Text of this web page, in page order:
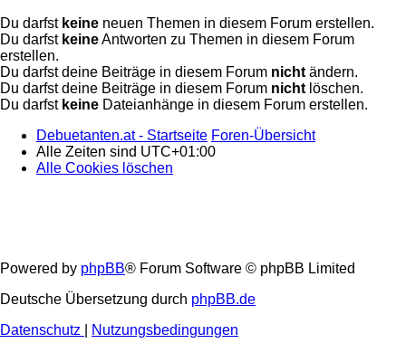
Du darfst keine neuen Themen in diesem Forum erstellen.
Du darfst keineAntworten zu Themen in diesem Forum
erstellen.
Du darfst deine Beiträge in diesem Forum nicht ändern.
Du darfst deine Beiträge in diesem Forum nicht löschen.
Du darfst keine Dateianhänge in diesem Forum erstellen.
Debuetanten.at - Startseite Foren-Übersicht
Alle Zeiten sind UTC+01:00
Alle Cookies löschen
Powered by phpBB® Forum Software © phpBB Limited
Deutsche Übersetzung durch phpBB.de
Datenschutz
Nutzungsbedingungen